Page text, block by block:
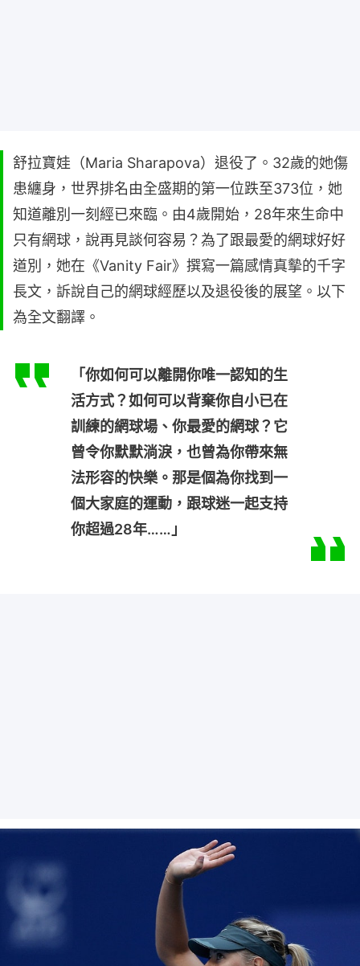
舒拉寶娃（Maria Sharapova）退役了。32歲的她傷
患纏身，世界排名由全盛期的第一位跌至373位，她
知道離別一刻經已來臨。由4歲開始，28年來生命中
只有網球，說再見談何容易？為了跟最愛的網球好好
道別，她在《Vanity Fair》撰寫一篇感情真摰的千字
長文，訴說自己的網球經歷以及退役後的展望。以下
為全文翻譯。
「你如何可以離開你唯一認知的生
活方式？如何可以背棄你自小已在
訓練的網球場、你最愛的網球？它
曾令你默默淌淚，也曾為你帶來無
法形容的快樂。那是個為你找到一
個大家庭的運動，跟球迷一起支持
你超過28年……」